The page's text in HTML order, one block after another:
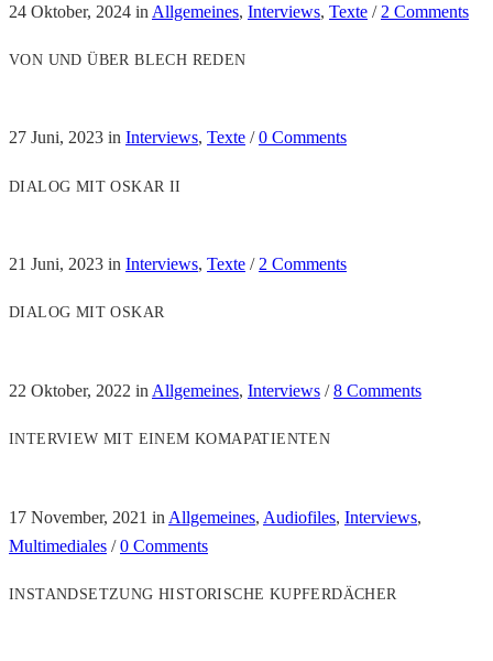
24 Oktober, 2024 in Allgemeines, Interviews, Texte / 2 Comments
VON UND ÜBER BLECH REDEN
27 Juni, 2023 in Interviews, Texte /0 Comments
DIALOG MIT OSKAR II
21 Juni, 2023 in Interviews, Texte / 2 Comments
DIALOG MIT OSKAR
22 Oktober, 2022 in Allgemeines, Interviews /8 Comments
INTERVIEW MIT EINEM KOMAPATIENTEN
17 November, 2021 in Allgemeines, Audiofiles, Interviews,
Multimediales /0 Comments
INSTANDSETZUNG HISTORISCHE KUPFERDÄCHER